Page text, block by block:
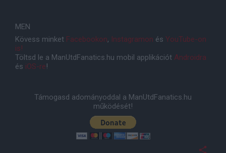
MEN
Kövess minket Facebookon, Instagramon és YouTube-on
is!
Töltsd le a ManUtdFanatics.hu mobil applikációt Androidra
és iOS-re!
Támogasd adományoddal a ManUtdFanatics.hu
működését!